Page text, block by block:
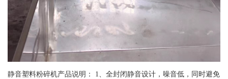
静音塑料粉碎机产品说明： 1、全封闭静音设计，噪音低，同时避免